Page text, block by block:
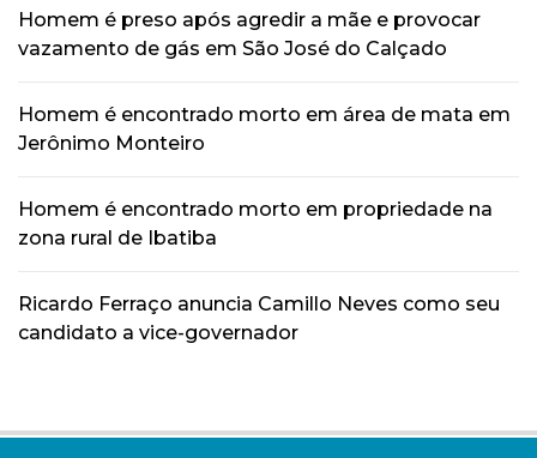
Homem é preso após agredir a mãe e provocar
vazamento de gás em São José do Calçado
Homem é encontrado morto em área de mata em
Jerônimo Monteiro
Homem é encontrado morto em propriedade na
zona rural de Ibatiba
Ricardo Ferraço anuncia Camillo Neves como seu
candidato a vice-governador